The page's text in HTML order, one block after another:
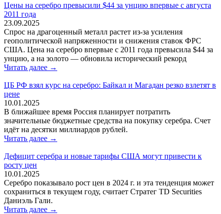
Цены на серебро превысили $44 за унцию впервые с августа
2011 года
23.09.2025
Спрос на драгоценный металл растет из-за усиления
геополитической напряженности и снижения ставок ФРС
США. Цена на серебро впервые с 2011 года превысила $44 за
унцию, а на золото — обновила исторический рекорд
Читать далее →
ЦБ РФ взял курс на серебро: Байкал и Магадан резко взлетят в
цене
10.01.2025
В ближайшее время Россия планирует потратить
значительные бюджетные средства на покупку серебра. Счет
идёт на десятки миллиардов рублей.
Читать далее →
Дефицит серебра и новые тарифы США могут привести к
росту цен
10.01.2025
Серебро показывало рост цен в 2024 г. и эта тенденция может
сохраниться в текущем году, считает Стратег TD Securities
Даниэль Гали.
Читать далее →